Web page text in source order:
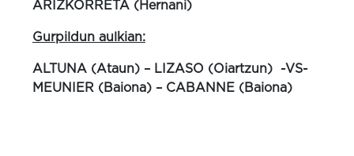
ARIZKORRETA (Hernani)
Gurpildun aulkian:
ALTUNA (Ataun) – LIZASO (Oiartzun) -VS-
MEUNIER (Baiona) – CABANNE (Baiona)